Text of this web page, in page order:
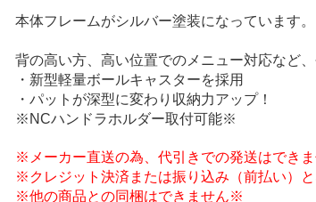
本体フレームがシルバー塗装になっています。
背の高い方、高い位置でのメニュー対応など
・新型軽量ボールキャスターを採用
・パットが深型に変わり収納力アップ！
※NCハンドラホルダー取付可能※
※メーカー直送の為、代引きでの発送はでき
※クレジット決済または振り込み（前払い）
※他の商品との同梱はできません※